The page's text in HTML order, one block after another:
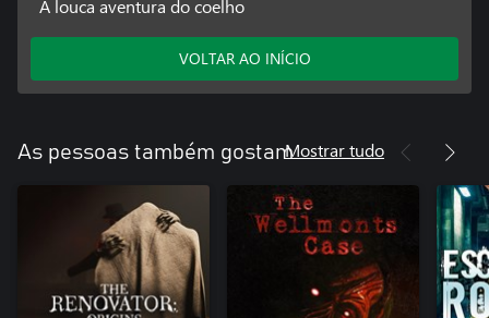
A louca aventura do coelho
VOLTAR AO INÍCIO
As pessoas também gostamMostrar tudo